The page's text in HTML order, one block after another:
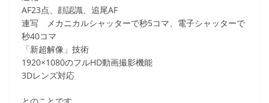
AF23点、顔認識、追尾AF
連写 メカニカルシャッターで秒5コマ、電子シャッターで
秒40コマ
「新超解像」技術
1920×1080のフルHD動画撮影機能
3Dレンズ対応